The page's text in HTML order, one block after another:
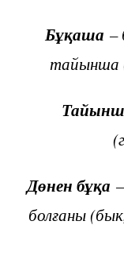
Бұқаша –
тайынша
Дөнен бұқа
болғаны